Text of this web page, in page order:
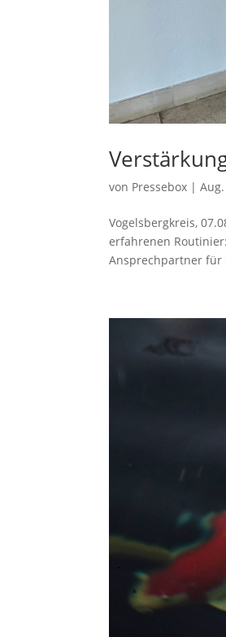
von Pressebox |
Vogelsbergkreis,
erfahrenen
Ansprechpartner für